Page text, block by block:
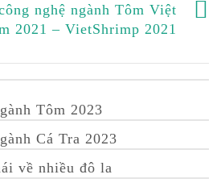
nghệ ngành Tôm Việt
2021 – VietShrimp 2021
Tôm 2023
Cá Tra 2023
về nhiều đô la